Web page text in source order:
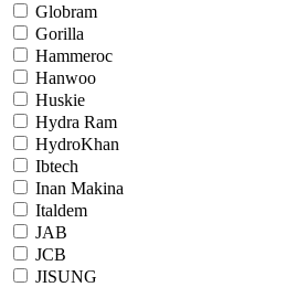
Globram
Gorilla
Hammeroc
Hanwoo
Huskie
Hydra Ram
HydroKhan
Ibtech
Inan Makina
Italdem
JAB
JCB
JISUNG